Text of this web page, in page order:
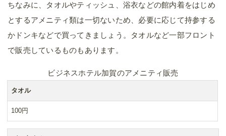
ちなみに、タオルやティッシュ、浴衣などの館内着をはじめ
とするアメニティ類は一切ないため、必要に応じて持参する
かドンキなどで買ってきましょう。タオルなど一部フロント
で販売しているものもあります。
ビジネスホテル加賀のアメニティ販売
タオル
100円